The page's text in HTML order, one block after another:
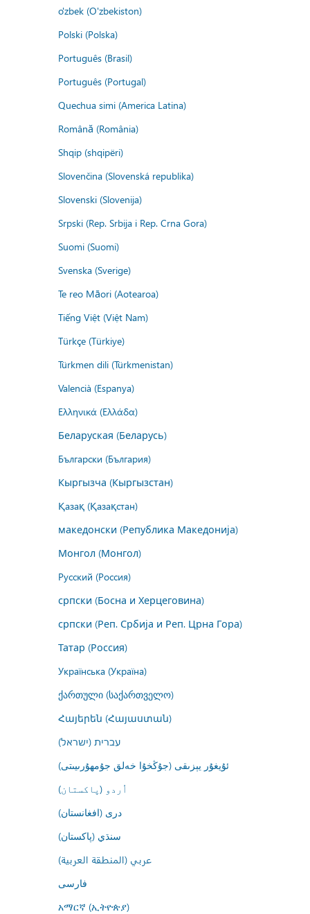
o'zbek (O'zbekiston)
Polski (Polska)
Português (Brasil)
Português (Portugal)
Quechua simi (America Latina)
Română (România)
Shqip (shqipëri)
Slovenčina (Slovenská republika)
Slovenski (Slovenija)
Srpski (Rep. Srbija i Rep. Crna Gora)
Suomi (Suomi)
Svenska (Sverige)
Te reo Māori (Aotearoa)
Tiếng Việt (Việt Nam)
Türkçe (Türkiye)
Türkmen dili (Türkmenistan)
Valencià (Espanya)
Ελληνικά (Ελλάδα)
Беларуская (Беларусь)
Български (България)
Кыргызча (Кыргызстан)
Қазақ (Қазақстан)
македонски (Република Македонија)
Монгол (Монгол)
Русский (Россия)
српски (Босна и Херцеговина)
српски (Реп. Србија и Реп. Црна Гора)
Татар (Россия)
Українська (Україна)
ქართული (საქართველო)
Հայերեն (Հայաստան)
עברית (ישראל)
ئۇيغۇر يېزىقى (جۇڭخۇا خەلق جۇمھۇرىيىتى)
اُردو (پاکستان)
درى (افغانستان)
سنڌي (پاکستان)
عربي (المنطقة العربية)
فارسى
አማርኛ (ኢትዮጵያ)